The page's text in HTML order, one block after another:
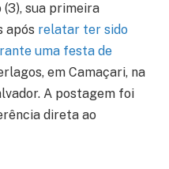
(3), sua primeira
após relatar ter sido
uma festa de
em Camaçari, na
A postagem foi
direta ao